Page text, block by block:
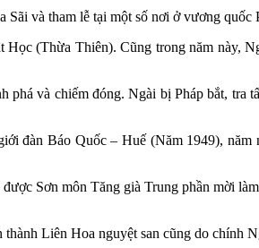
và tham lễ tại một số nơi ở vương quốc
(Thừa Thiên). Cũng trong năm này,
và chiếm đóng. Ngài bị Pháp bắt, tra
đàn Báo Quốc – Huế (Năm 1949),
Sơn môn Tăng già Trung phần mời
Liên Hoa nguyệt san cũng do chính